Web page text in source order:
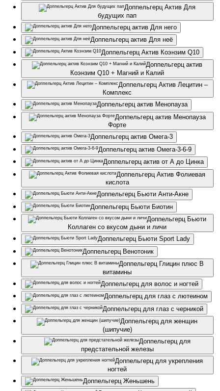
Доппельгерц Актив Для
будущих пап
Доппельгерц актив Для него
Доппельгерц актив Для неё
Доппельгерц Актив Коэнзим Q10
Доппельгерц актив
Коэнзим Q10 + Магний и Калий
Доппельгерц Актив Лецитин –
Комплекс
Доппельгерц актив Менопауза
Доппельгерц актив Менопауза
Форте
Доппельгерц актив Омега-3
Доппельгерц актив Омега-3-6-9
Доппельгерц актив от А до Цинка
Доппельгерц Актив Фолиевая
кислота
Доппельгерц Бьюти Анти-Акне
Доппельгерц Бьюти Биотин
Доппельгерц Бьюти
Коллаген со вкусом дыни и личи
Доппельгерц Бьюти Sport Lady
Доппельгерц Венотоник
Доппельгерц Глицин плюс B
витамины
Доппельгерц для волос и ногтей
Доппельгерц для глаз с лютеином
Доппельгерц для глаз с черникой
Доппельгерц для женщин
(шипучие)
Доппельгерц для
предстательной железы
Доппельгерц для укрепления
ногтей
Доппельгерц Женьшень